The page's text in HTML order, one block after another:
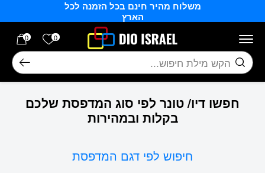
משלוח מהיר חינם בכל הזמנה לכל
הארץ
0 הרשימה
0
חיפוש
חפשו דיו/ טונר לפי סוג המדפסת שלכם
בקלות ובמהירות
חיפוש לפי דגם המדפסת